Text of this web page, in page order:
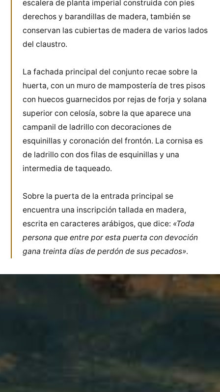
escalera de planta imperial construida con pies
derechos y barandillas de madera, también se
conservan las cubiertas de madera de varios lados
del claustro.
La fachada principal del conjunto recae sobre la
huerta, con un muro de mampostería de tres pisos
con huecos guarnecidos por rejas de forja y solana
superior con celosía, sobre la que aparece una
campanil de ladrillo con decoraciones de
esquinillas y coronación del frontón. La cornisa es
de ladrillo con dos filas de esquinillas y una
intermedia de taqueado.
Sobre la puerta de la entrada principal se
encuentra una inscripción tallada en madera,
escrita en caracteres arábigos, que dice: «Toda
persona que entre por esta puerta con devoción
gana treinta días de perdón de sus pecados».